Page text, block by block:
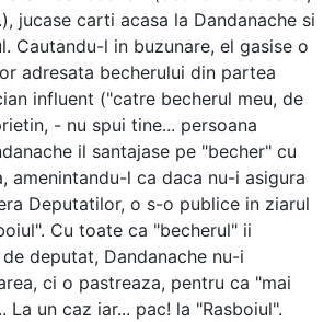
jucase carti acasa la Dandanache si
Cautandu-l in buzunare, el gasise o
adresata becherului din partea
influent ("catre becherul meu, de
- nu spui tine... persoana
il santajase pe "becher" cu
amenintandu-l ca daca nu-i asigura
Deputatilor, o s-o publice in ziarul
Cu toate ca "becherul" ii
deputat, Dandanache nu-i
ci o pastreaza, pentru ca "mai
La un caz iar... pac! la "Rasboiul".